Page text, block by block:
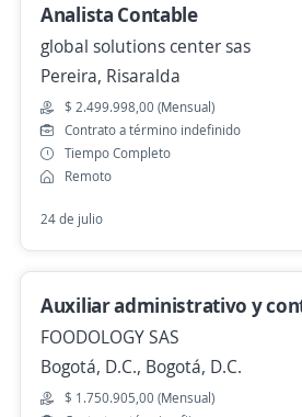
Se precisa Urgente
Auxiliar contable, con
de 2 años en tesorería.
4,8
AGENCIA DE EMPLEO
Medellín, Antioquia
Anterior
Analista Contable
global solutions center sas
Pereira, Risaralda
$ 2.499.998,00 (Mensual)
Contrato a término indefinido
Tiempo Completo
Remoto
24 de julio
Auxiliar administrativo y
FOODOLOGY SAS
Bogotá, D.C., Bogotá, D.C.
$ 1.750.905,00 (Mensual)